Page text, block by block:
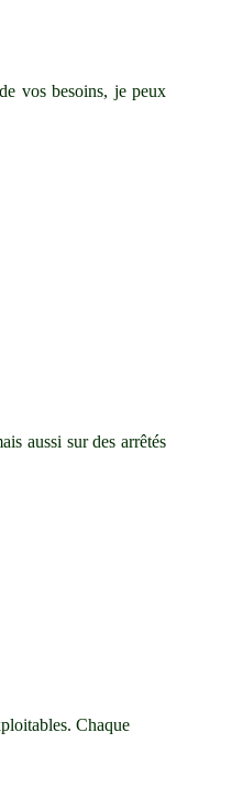
vos besoins, je peux
aussi sur des arrêtés
Chaque